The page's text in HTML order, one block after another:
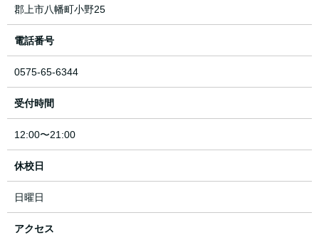
郡上市八幡町小野25
電話番号
0575-65-6344
受付時間
12:00〜21:00
休校日
日曜日
アクセス